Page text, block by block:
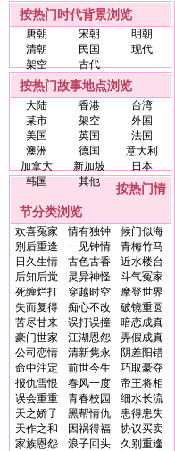
按热门时代背景浏览
唐朝 宋朝
明朝
清朝
民国
现代
架空
古代
按热门故事地点浏览
大陆 香港
台湾
某市
架空
外国
美国
英国
法国
澳洲
德国
意大利
加拿大
新加坡
日本
韩国
其他
按热门情
节分类浏览
欢喜冤家 情有独钟
候门似海
别后重逢
一见钟情
青梅竹马
日久生情
古色古香
近水楼台
后知后觉
灵异神怪
斗气冤家
死缠烂打
穿越时空
摩登世界
失而复得
痴心不改
破镜重圆
苦尽甘来
误打误撞
暗恋成真
豪门世家
江湖恩怨
弄假成真
公司恋情
清新隽永
阴差阳错
命中注定
前世今生
巧取豪夺
报仇雪恨
春风一度
帝王将相
误会重重
青春校园
细水长流
天之娇子
黑帮情仇
患得患失
天作之和
因祸得福
协议买卖
家族恩怨
浪子回头
久别重逢